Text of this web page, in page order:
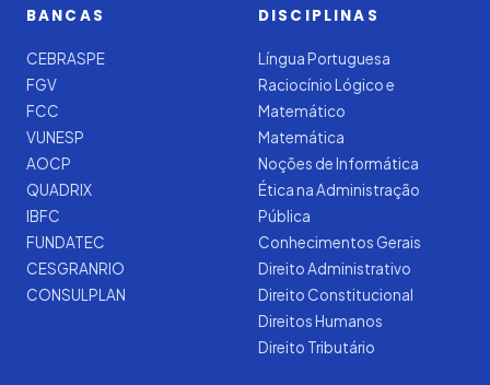
BANCAS
CEBRASPE
FGV
FCC
VUNESP
AOCP
QUADRIX
IBFC
FUNDATEC
CESGRANRIO
CONSULPLAN
DISCIPLINAS
Língua Portuguesa
Raciocínio Lógico e
Matemático
Matemática
Noções de Informática
Ética na Administração
Pública
Conhecimentos Gerais
Direito Administrativo
Direito Constitucional
Direitos Humanos
Direito Tributário